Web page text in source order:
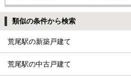
類似の条件から検索
荒尾駅の新築戸建て
荒尾駅の中古戸建て